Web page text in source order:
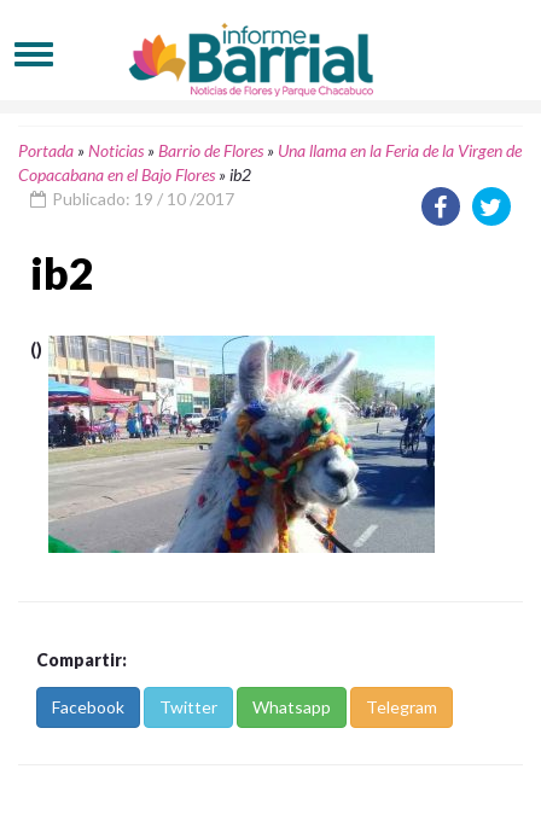
Portada »Noticias »Barrio de Flores » Una llama en la Feria de la Virgen de
Copacabana en el Bajo Flores »ib2
Publicado: 19 / 10 /2017
ib2
()
Compartir:
Facebook Twitter Whatsapp Telegram